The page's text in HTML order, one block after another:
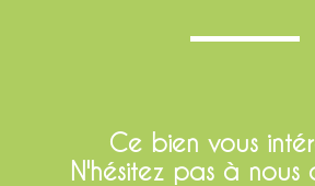
Ce bien vous
N'hésitez pas à